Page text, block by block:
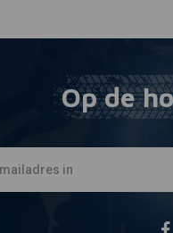
Op de